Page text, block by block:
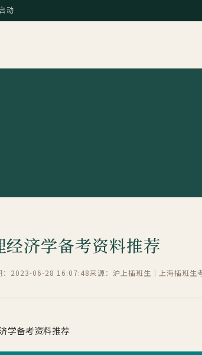
动
经济学备考资料推荐
：2023-06-28 16:07:48来源：沪上插班生｜上海插班生
学备考资料推荐